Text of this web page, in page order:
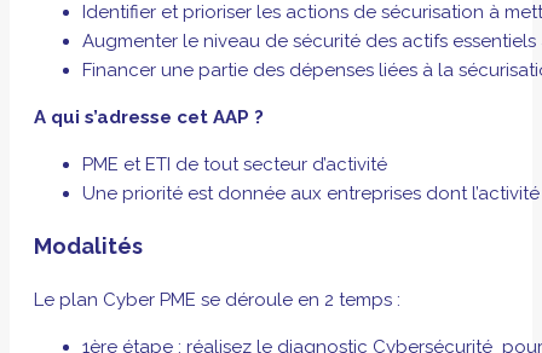
Identifier et prioriser les actions de sécurisation à
Augmenter le niveau de sécurité des actifs
Financer une partie des dépenses liées à la
A qui s’adresse cet AAP ?
PME et ETI de tout secteur d’activité
Une priorité est donnée aux entreprises dont
Modalités
Le plan Cyber PME se déroule en 2 temps :
1ère étape : réalisez le diagnostic Cybersécurité